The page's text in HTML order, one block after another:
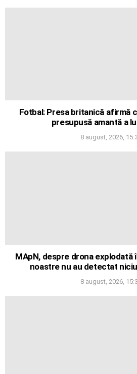
Fotbal: Presa britanică afirmă
presupusă amantă a
8 august, 2026,
MApN, despre drona explodată
noastre nu au detectat
8 august, 2026,